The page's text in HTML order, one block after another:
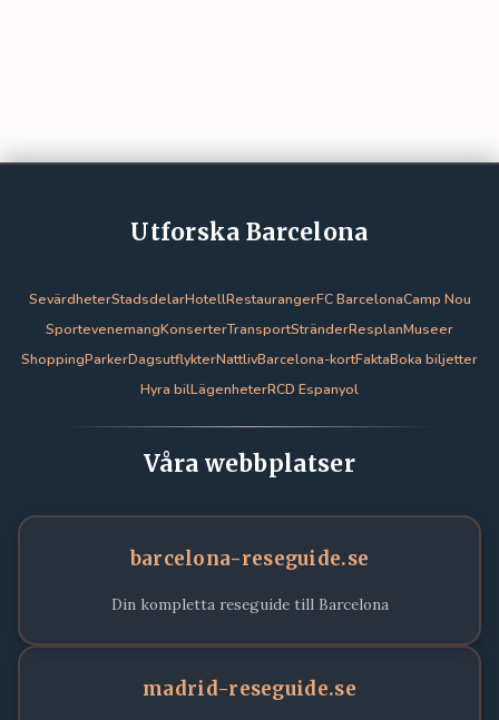
Utforska Barcelona
SevärdheterStadsdelarHotellRestaurangerFC BarcelonaCamp Nou
SportevenemangKonserterTransportStränderResplanMuseer
ShoppingParkerDagsutflykterNattlivBarcelona-kortFaktaBoka biljetter
Hyra bilLägenheterRCD Espanyol
Våra webbplatser
barcelona-reseguide.se
Din kompletta reseguide till Barcelona
madrid-reseguide.se